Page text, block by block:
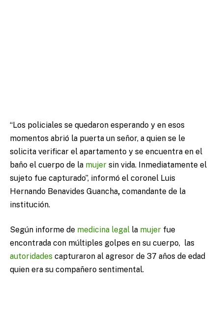
“Los policiales se quedaron esperando y en esos
momentos abrió la puerta un señor, a quien se le
solicita verificar el apartamento y se encuentra en el
baño el cuerpo de la mujer sin vida. Inmediatamente el
sujeto fue capturado”, informó el coronel Luis
Hernando Benavides Guancha, comandante de la
institución.
Según informe de medicina legal la mujer fue
encontrada con múltiples golpes en su cuerpo, las
autoridades capturaron al agresor de 37 años de edad
quien era su compañero sentimental.